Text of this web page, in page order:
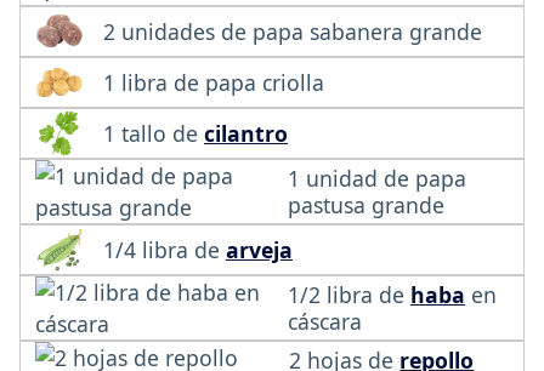
2 unidades de papa sabanera grande
1 libra de papa criolla
1 tallo de cilantro
1 unidad de papa
pastusa grande
1/4 libra de arveja
1/2 libra de haba en
cáscara
2 hojas de repollo